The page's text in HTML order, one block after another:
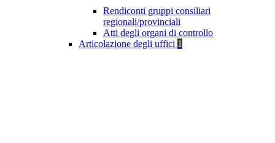
Rendiconti gruppi consiliari
regionali/provinciali
Atti degli organi di controllo
Articolazione degli uffici 1